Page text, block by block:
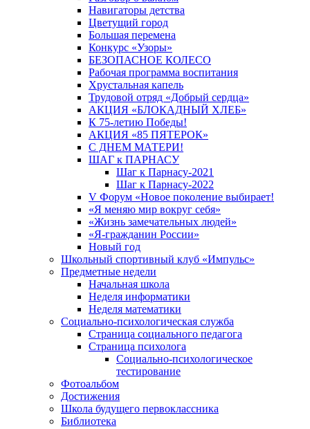
Навигаторы детства
Цветущий город
Большая перемена
Конкурс «Узоры»
БЕЗОПАСНОЕ КОЛЕСО
Рабочая программа воспитания
Хрустальная капель
Трудовой отряд «Добрый сердца»
АКЦИЯ «БЛОКАДНЫЙ ХЛЕБ»
К 75-летию Победы!
АКЦИЯ «85 ПЯТЕРОК»
С ДНЕМ МАТЕРИ!
ШАГ к ПАРНАСУ
Шаг к Парнасу-2021
Шаг к Парнасу-2022
V Форум «Новое поколение выбирает!
«Я меняю мир вокруг себя»
«Жизнь замечательных людей»
«Я-гражданин России»
Новый год
Школьный спортивный клуб «Импульс»
Предметные недели
Начальная школа
Неделя информатики
Неделя математики
Социально-психологическая служба
Страница социального педагога
Страница психолога
Социально-психологическое
тестирование
Фотоальбом
Достижения
Школа будущего первоклассника
Библиотека